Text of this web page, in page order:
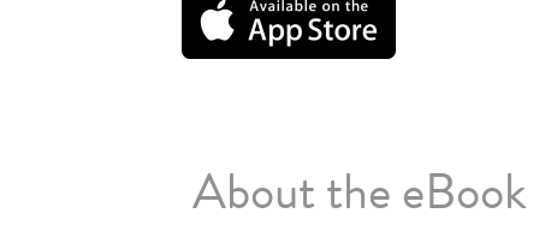
About the eBook